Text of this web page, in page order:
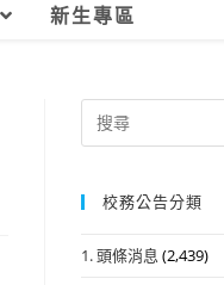
新生專區
Search
for:
校務公告分類
1. 頭條消息 (2,439)